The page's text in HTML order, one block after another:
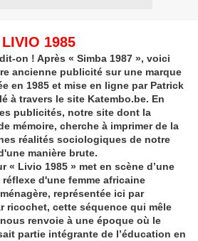
LIVIO 1985
on ! Après « Simba 1987 », voici
ancienne publicité sur une marque
en 1985 et mise en ligne par Patrick
à travers le site Katembo.be. En
publicités, notre site dont la
mémoire, cherche à imprimer de la
réalités sociologiques de notre
manière brute.
« Livio 1985 » met en scène d’une
d'une femme africaine
représentée ici par
ricochet, cette séquence qui mêle
renvoie à une époque où le
partie intégrante de l’éducation en